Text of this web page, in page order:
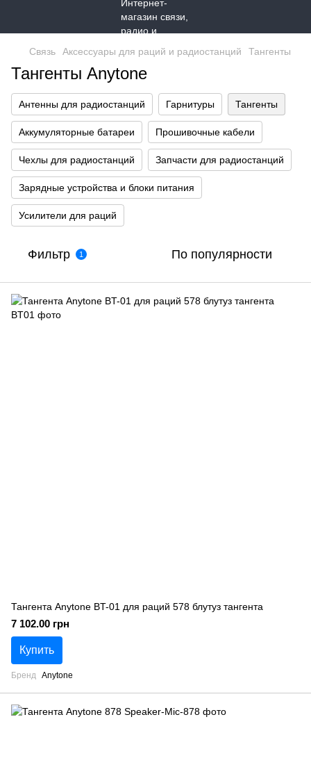
Связь Аксессуары для раций и радиостанций Тангенты
Тангенты Anytone
Антенны для радиостанций Гарнитуры Тангенты
Аккумуляторные батареи Прошивочные кабели
Чехлы для радиостанций Запчасти для радиостанций
Зарядные устройства и блоки питания
Усилители для раций
Фильтр 1 По популярности
Тангента Anytone BT-01 для раций 578 блутуз тангента
7 102.00 грн
Купить
Бренд Anytone